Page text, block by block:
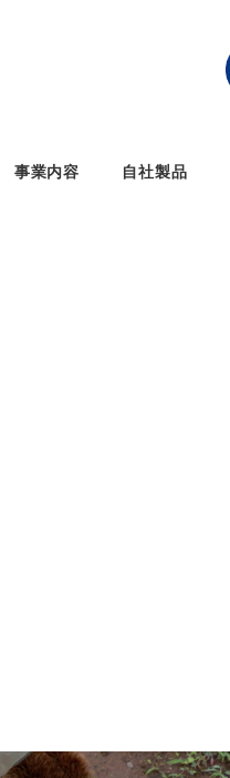
事業内容 自社製品